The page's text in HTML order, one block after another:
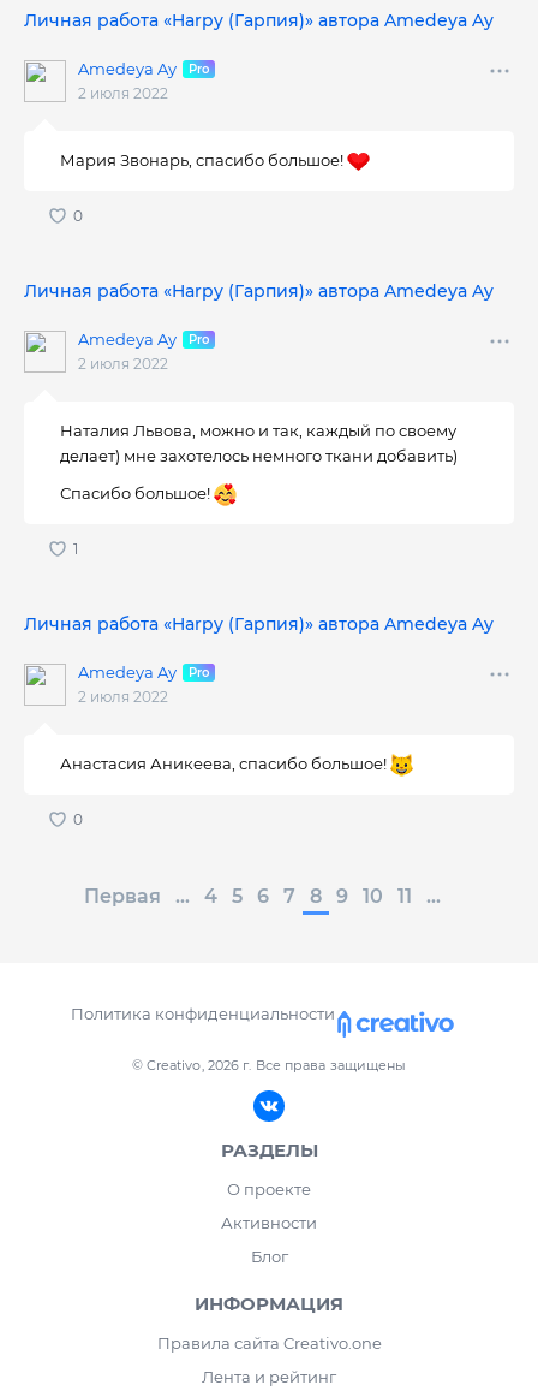
Личная работа «Harpy (Гарпия)» автора Amedeya Ay
Amedeya Ay
2 июля 2022
Мария Звонарь, спасибо большое!
Личная работа «Harpy (Гарпия)» автора Amedeya Ay
Amedeya Ay
2 июля 2022
Наталия Львова, можно и так, каждый по своему
делает) мне захотелось немного ткани добавить)
Спасибо большое!
Личная работа «Harpy (Гарпия)» автора Amedeya Ay
Amedeya Ay
2 июля 2022
Анастасия Аникеева, спасибо большое!
Первая ... 4 5 6 7 8 9 10 11 ...
© Creativo, 2026 г. Все права защищены
Политика конфиденциальности
РАЗДЕЛЫ
О проекте
Активности
Блог
ИНФОРМАЦИЯ
Правила сайта Creativo.one
Лента и рейтинг